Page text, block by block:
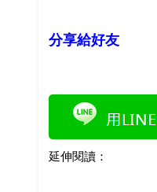
分享給好友
延伸閱讀：